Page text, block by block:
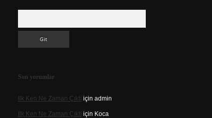
Son yorumlar
Ilk Ken Ne Zaman Çıktı için admin
Ilk Ken Ne Zaman Çıktı için Koca